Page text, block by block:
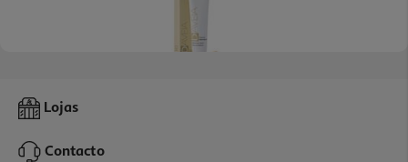
Creme D'aveia Hidratante 100ml
Lojas
Contacto